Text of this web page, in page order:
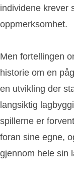
individene krever
oppmerksomhet.
Men fortellingen
historie om en
en utvikling der
langsiktig
spillerne er
foran sine egne,
gjennom hele sin